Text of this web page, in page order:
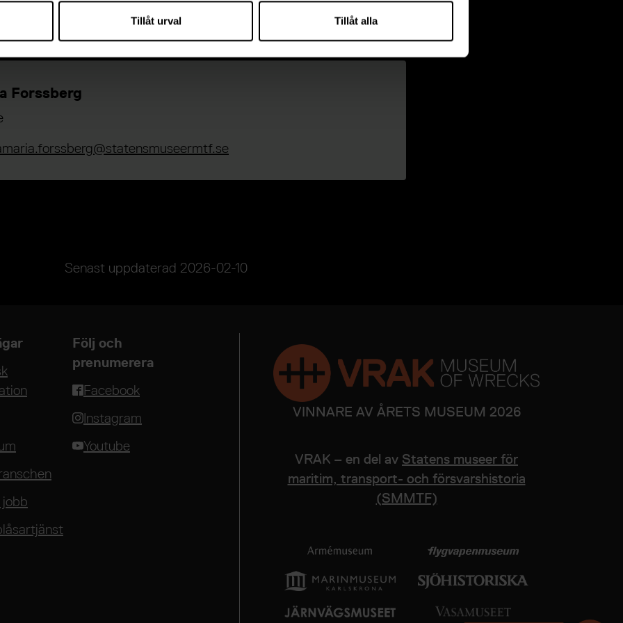
Tillåt urval Tillåt alla
Forssberg
Senast uppdaterad 2026-02-10
jobb
Följ och
prenumerera
Facebook
Instagram
Youtube
VINNARE AV ÅRETS MUSEUM 2026
VRAK – en del av Statens museer för
maritim, transport- och försvarshistoria
(SMMTF)